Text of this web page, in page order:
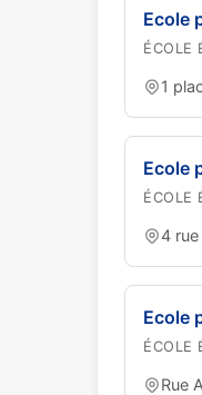
Ecole
ÉCOLE
1
Ecole
ÉCOLE
4
Ecole
ÉCOLE
Rue